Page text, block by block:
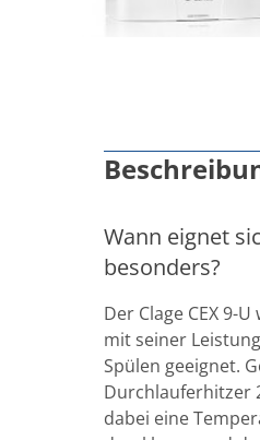
Wann eignet
besonders?
Der Clage CEX 9-
mit seiner
Spülen geeignet.
Durchlauferhitzer
dabei eine